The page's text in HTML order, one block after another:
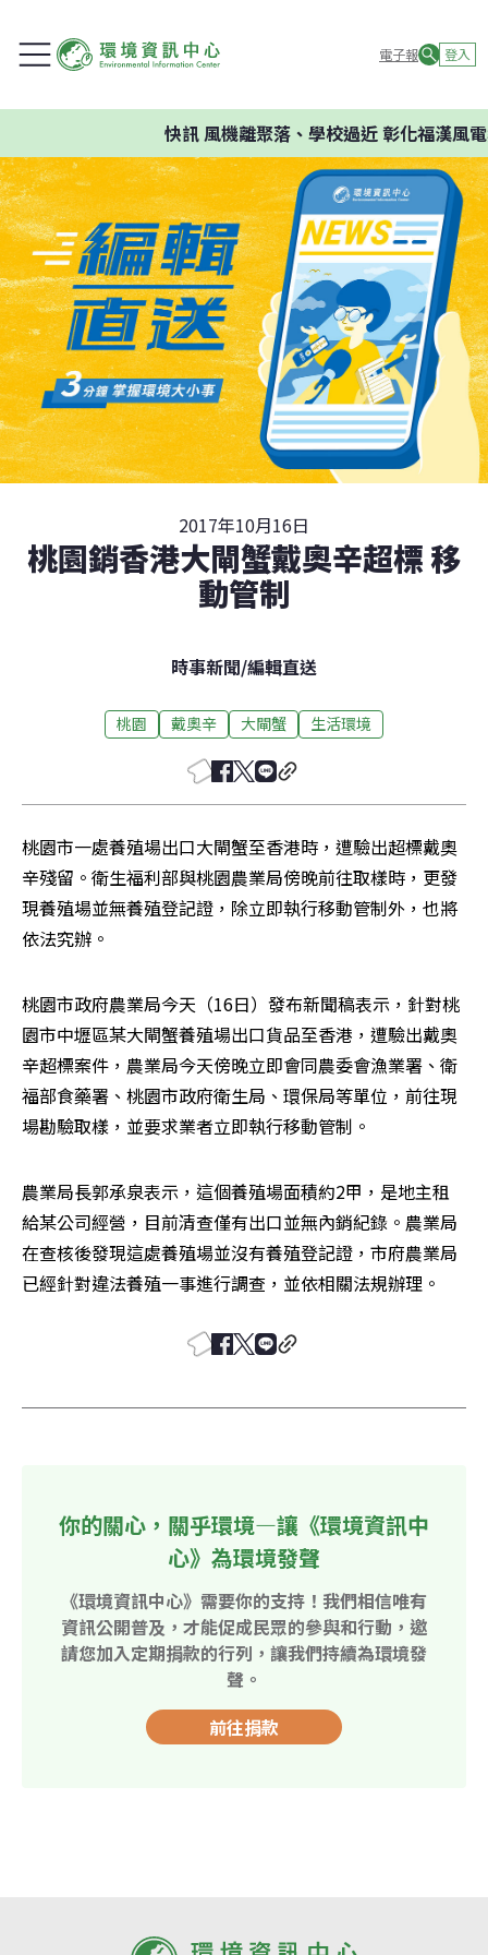
電子報 登入
快訊風機離聚落、學校過近 彰化福漢風電
2017年10月16日
桃園銷香港大閘蟹戴奧辛超標 移
動管制
時事新聞/編輯直送
桃園 戴奧辛 大閘蟹 生活環境
桃園市一處養殖場出口大閘蟹至香港時，遭驗出超標戴奧
辛殘留。衛生福利部與桃園農業局傍晚前往取樣時，更發
現養殖場並無養殖登記證，除立即執行移動管制外，也將
依法究辦。
桃園市政府農業局今天（16日）發布新聞稿表示，針對桃
園市中壢區某大閘蟹養殖場出口貨品至香港，遭驗出戴奧
辛超標案件，農業局今天傍晚立即會同農委會漁業署、衛
福部食藥署、桃園市政府衛生局、環保局等單位，前往現
場勘驗取樣，並要求業者立即執行移動管制。
農業局長郭承泉表示，這個養殖場面積約2甲，是地主租
給某公司經營，目前清查僅有出口並無內銷紀錄。農業局
在查核後發現這處養殖場並沒有養殖登記證，市府農業局
已經針對違法養殖一事進行調查，並依相關法規辦理。
你的關心，關乎環境—讓《環境資訊中
心》為環境發聲
《環境資訊中心》需要你的支持！我們相信唯有
資訊公開普及，才能促成民眾的參與和行動，邀
請您加入定期捐款的行列，讓我們持續為環境發
聲。
前往捐款